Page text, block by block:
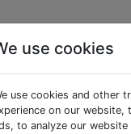
use cookies
use cookies and other
on our
to analyze our